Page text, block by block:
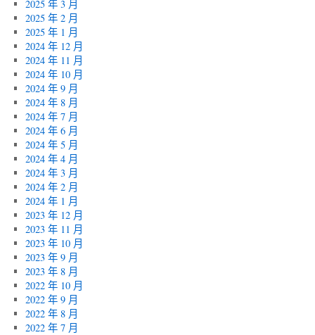
2025 年 3 月
2025 年 2 月
2025 年 1 月
2024 年 12 月
2024 年 11 月
2024 年 10 月
2024 年 9 月
2024 年 8 月
2024 年 7 月
2024 年 6 月
2024 年 5 月
2024 年 4 月
2024 年 3 月
2024 年 2 月
2024 年 1 月
2023 年 12 月
2023 年 11 月
2023 年 10 月
2023 年 9 月
2023 年 8 月
2022 年 10 月
2022 年 9 月
2022 年 8 月
2022 年 7 月